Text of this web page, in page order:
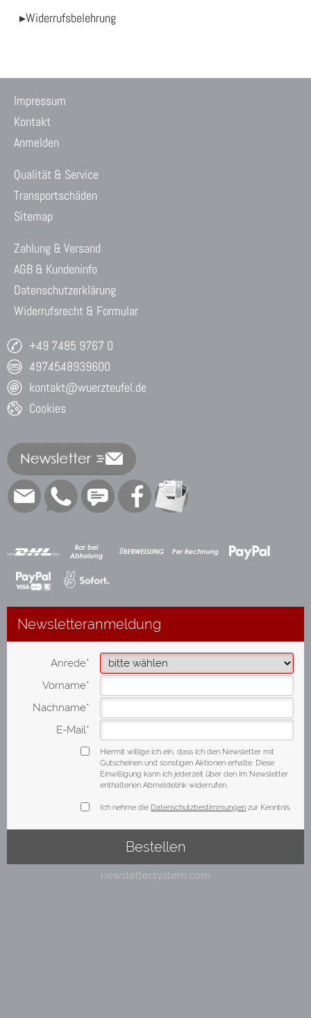
▸Widerrufsbelehrung
Impressum
Kontakt
Anmelden
Qualität & Service
Transportschäden
Sitemap
Zahlung & Versand
AGB & Kundeninfo
Datenschutzerklärung
Widerrufsrecht & Formular
+49 7485 9767 0
4974548939600
kontakt@wuerzteufel.de
Cookies